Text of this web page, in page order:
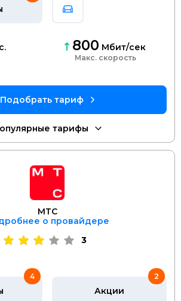
800 Мбит/сек
скорость
МТС
о провайдере
3
4
Акции
2